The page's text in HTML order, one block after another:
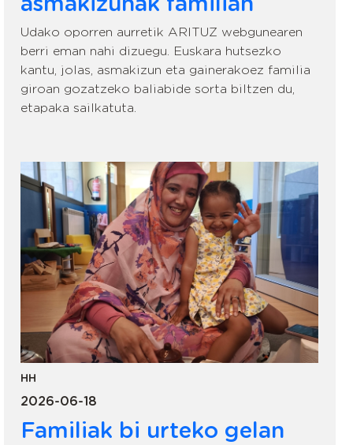
Udako oporren aurretik ARITUZ webgunearen
berri eman nahi dizuegu. Euskara hutsezko
kantu, jolas, asmakizun eta gainerakoez familia
giroan gozatzeko baliabide sorta biltzen du,
etapaka sailkatuta.
HH
2026-06-18
Familiak bi urteko gelan